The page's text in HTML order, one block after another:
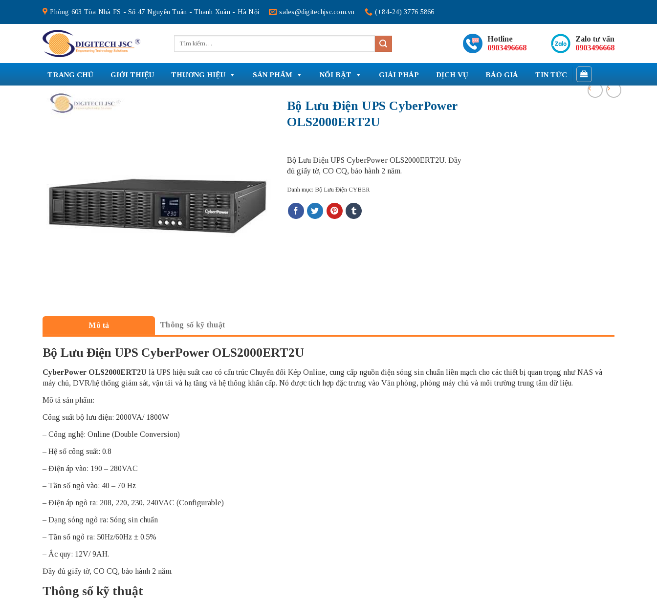
content
Phòng 603 Tòa Nhà FS - Số 47 Nguyễn Tuân - Thanh Xuân - Hà Nội sales@digitechjsc.com.vn (+84-24) 3776 5866
kiếm:
Hotline
0903496668
Zalo tư vấn
0903496668
TRANG CHỦ GIỚI THIỆU THƯƠNG HIỆU SẢN PHẨM NỔI BẬT GIẢI PHÁP DỊCH VỤ BÁO GIÁ TIN TỨC
Bộ Lưu Điện UPS CyberPower
OLS2000ERT2U
Bộ Lưu Điện UPS CyberPower OLS2000ERT2U. Đầy
đủ giấy tờ, CO CQ, bảo hành 2 năm.
Danh mục: Bộ Lưu Điện CYBER
Mô tả Thông số kỹ thuật
Bộ Lưu Điện UPS CyberPower OLS2000ERT2U
CyberPower OLS2000ERT2U là UPS hiệu suất cao có cấu trúc Chuyển đổi Kép Online, cung cấp nguồn điện sóng sin chuẩn liền mạch cho các thiết bị quan trọng như NAS và
máy chủ, DVR/hệ thống giám sát, vận tải và hạ tầng và hệ thống khẩn cấp. Nó được tích hợp đặc trưng vào Văn phòng, phòng máy chủ và môi trường trung tâm dữ liệu.
Mô tả sản phẩm:
Công suất bộ lưu điện: 2000VA/ 1800W
– Công nghệ: Online (Double Conversion)
– Hệ số công suất: 0.8
– Điện áp vào: 190 – 280VAC
– Tần số ngõ vào: 40 – 70 Hz
– Điện áp ngõ ra: 208, 220, 230, 240VAC (Configurable)
– Dạng sóng ngõ ra: Sóng sin chuẩn
– Tần số ngõ ra: 50Hz/60Hz ± 0.5%
– Ắc quy: 12V/ 9AH.
Đầy đủ giấy tờ, CO CQ, bảo hành 2 năm.
Thông số kỹ thuật